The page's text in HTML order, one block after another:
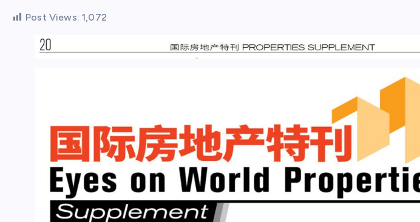
Post Views: 1,072